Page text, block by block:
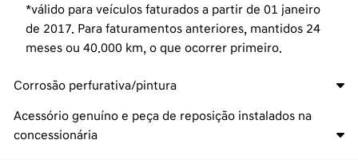
*válido para veículos faturados a partir de 01 janeiro
de 2017. Para faturamentos anteriores, mantidos 24
meses ou 40.000 km, o que ocorrer primeiro.
Corrosão perfurativa/pintura
Acessório genuíno e peça de reposição instalados na
concessionária